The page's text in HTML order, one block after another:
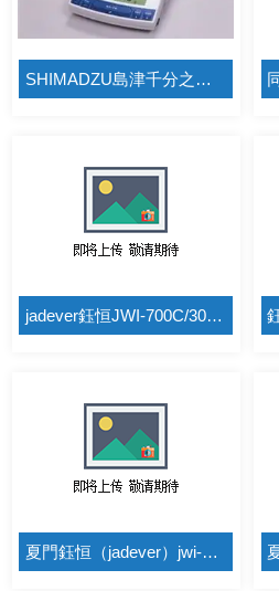
SHIMADZU島津千分之一天平 日本UW1020/1000g/0.001g電腦通訊進口天平
jadever鈺恒JWI-700C/30kg/0.01kg不鏽鋼台麵電子秤
夏門鈺恒（jadever）jwi-700c-60kg上限、下限、標準之三段警示功能